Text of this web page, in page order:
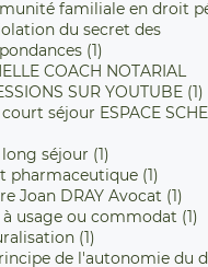
familiale en droit
du secret des
(1)
COACH NOTARIAL
SUR YOUTUBE (1)
séjour ESPACE
séjour (1)
pharmaceutique (1)
Joan DRAY Avocat (1)
usage ou commodat (1)
(1)
de l'autonomie du